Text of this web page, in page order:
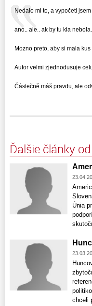
Nedalo mi to, a vypočetl jsem
ano.. ale.. ak by tu kia
Mozno preto, aby si mala kus
Autor velmi zjednodusuje
Částečně máš pravdu, ale
Ďalšie články
Únia
chceli